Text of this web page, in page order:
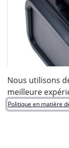
Nous utilisons
meilleure
Politique en matière